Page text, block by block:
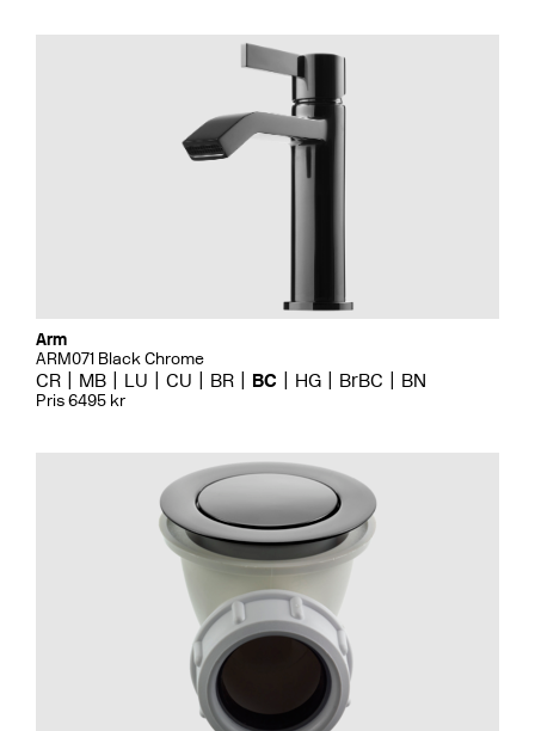
Arm
ARM071 Black Chrome
CR MB LU CU BR BC HG BrBC BN
Pris 6495 kr